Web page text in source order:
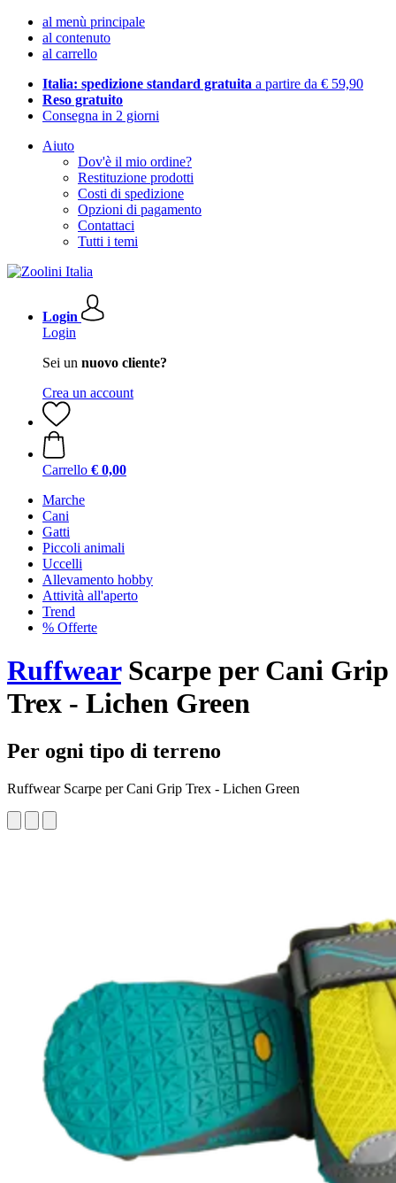
al menù principale
al contenuto
al carrello
Italia: spedizione standard gratuita a partire da € 59,90
Reso gratuito
Consegna in 2 giorni
Aiuto
Dov'è il mio ordine?
Restituzione prodotti
Costi di spedizione
Opzioni di pagamento
Contattaci
Tutti i temi
Login
Login
Sei un nuovo cliente?
Crea un account
Carrello € 0,00
Marche
Cani
Gatti
Piccoli animali
Uccelli
Allevamento hobby
Attività all'aperto
Trend
% Offerte
RuffwearScarpe per Cani Grip
Trex - Lichen Green
Per ogni tipo di terreno
Ruffwear Scarpe per Cani Grip Trex - Lichen Green